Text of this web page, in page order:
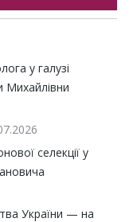
у галузі
Михайлівни
селекції у
України — на